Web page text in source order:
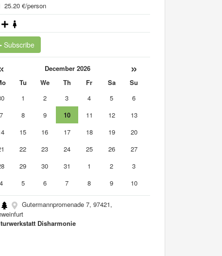
25.20 €/person
Subscribe
December 2026 »
Tu We Th Fr Sa
Su
1 2 3 4 5
6
7
8 9 10 11 12
13
15 16 17 18 19
20
22 23 24 25 26
27
29 30 31 1 2
3
4
5 6 7 8 9 10
Gutermannpromenade 7, 97421,
Disharmonie